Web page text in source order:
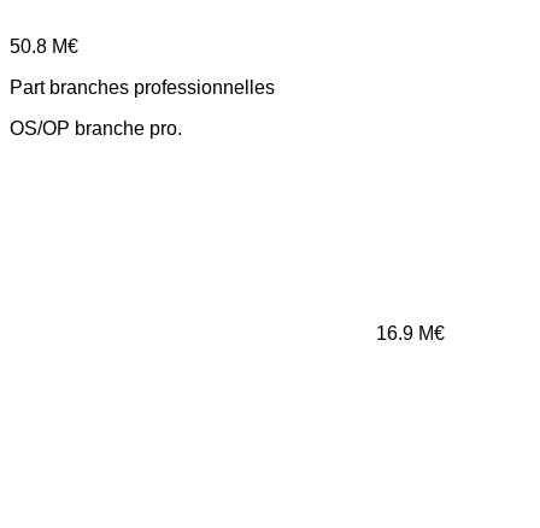
50.8 M€
Part branches professionnelles
OS/OP branche pro.
16.9 M€